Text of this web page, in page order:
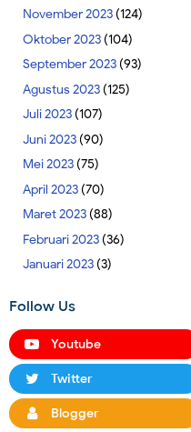
November 2023(124)
Oktober 2023(104)
September 2023(93)
Agustus 2023(125)
Juli 2023(107)
Juni 2023(90)
Mei 2023(75)
April 2023(70)
Maret 2023(88)
Februari 2023(36)
Januari 2023(3)
Follow Us
Youtube
Twitter
Blogger